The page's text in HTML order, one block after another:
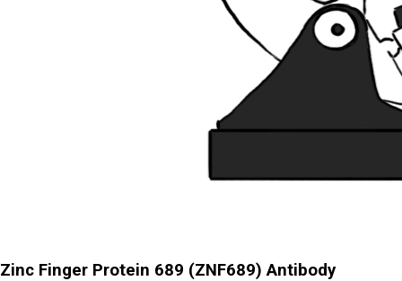
Zinc Finger Protein 689 (ZNF689) Antibody